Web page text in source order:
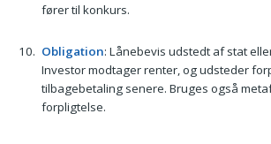
fører til konkurs.
Obligation: Lånebevis udstedt af stat
Investor modtager renter, og udsteder
tilbagebetaling senere. Bruges også
forpligtelse.